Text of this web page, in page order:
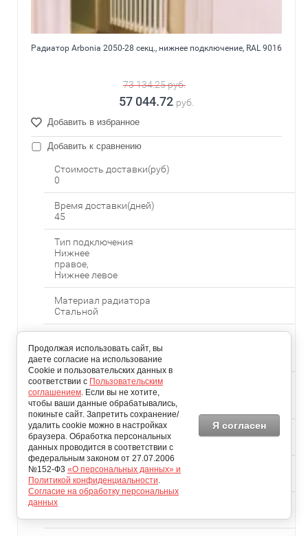
Радиатор Arbonia 2050-28 секц., нижнее подключение, RAL 9016
73 134.25руб.
57 044.72 руб.
Добавить в избранное
Добавить к сравнению
Стоимость доставки(руб)
0
Время доставки(дней)
45
Тип подключения
Нижнее
правое,
Нижнее левое
Материал радиатора
Стальной
Горизонтальн
ый
Цветовые решения
Ral 9016
(Белый)
Межосевое расстояние (мм)
50
Высота (мм)
500
Глубина (мм)
Продолжая использовать сайт, вы
даете согласие на использование
Cookie и пользовательских данных в
соответствии с Пользовательским
соглашением. Если вы не хотите,
чтобы ваши данные обрабатывались,
покиньте сайт. Запретить сохранение/
удалить cookie можно в настройках
браузера. Обработка персональных
данных проводится в соответствии с
федеральным законом от 27.07.2006
№152-Ф3 «О персональных данных» и
Политикой конфиденциальности.
Согласие на обработку персональных
данных
Я согласен